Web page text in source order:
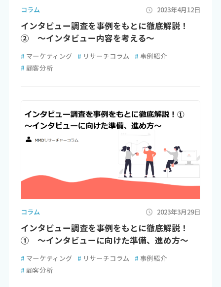
コラム 2023年4月12日
インタビュー調査を事例をもとに徹底解説！
② ～インタビュー内容を考える～
# マーケティング # リサーチコラム # 事例紹介
# 顧客分析
コラム 2023年3月29日
インタビュー調査を事例をもとに徹底解説！
① ～インタビューに向けた準備、進め方～
# マーケティング # リサーチコラム # 事例紹介
# 顧客分析